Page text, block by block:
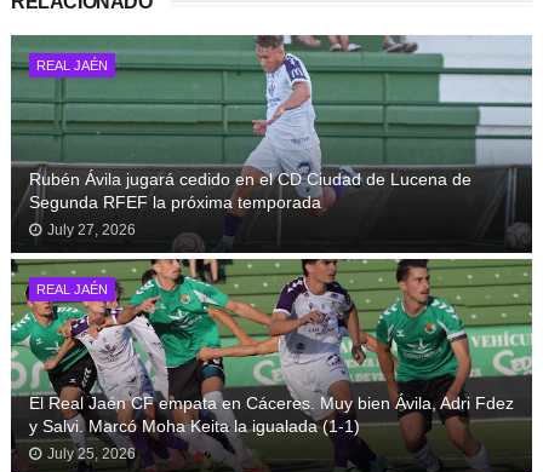
REAL JAÉN
Rubén Ávila jugará cedido en el CD Ciudad de Lucena de
Segunda RFEF la próxima temporada
July 27, 2026
REAL JAÉN
El Real Jaén CF empata en Cáceres. Muy bien Ávila, Adri Fdez
y Salvi. Marcó Moha Keita la igualada (1-1)
July 25, 2026